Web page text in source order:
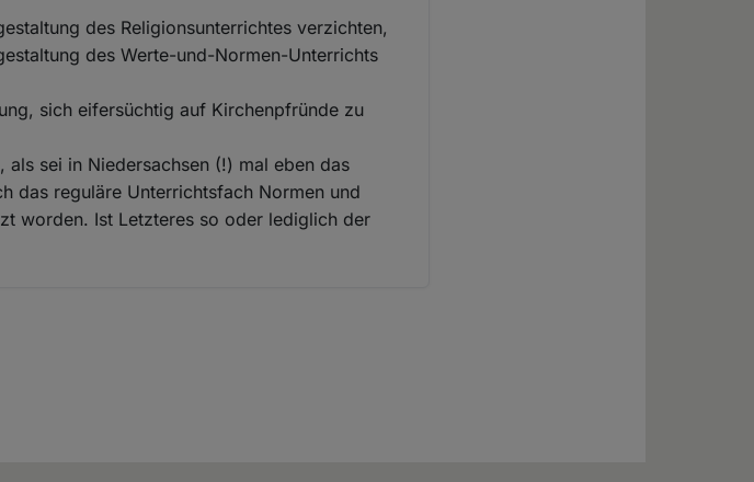
des Religionsunterrichtes verzichten,
des Werte-und-Normen-Unterrichts
sich eifersüchtig auf Kirchenpfründe zu
sei in Niedersachsen (!) mal eben das
das reguläre Unterrichtsfach Normen und
worden. Ist Letzteres so oder lediglich der